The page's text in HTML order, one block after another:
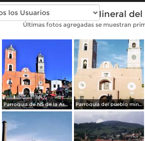
Fotos modernas de Mineral
Últimas fotos agregadas se muestran
Parroquia de NS de la Asunción Parroquia del pueblo minero de Real del Monte, Hidalgo. 2003